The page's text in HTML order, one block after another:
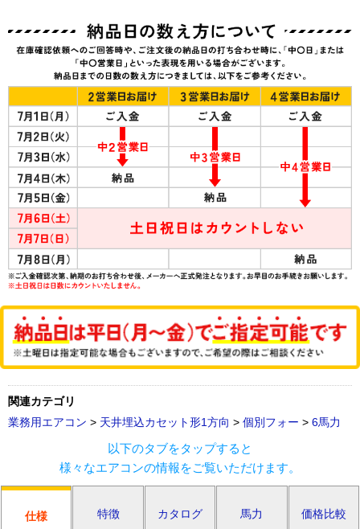
関連カテゴリ
業務用エアコン > 天井埋込カセット形1方向 > 個別フォー > 6馬力
以下のタブをタップすると
様々なエアコンの情報をご覧いただけます。
仕様 特徴 カタログ 馬力 価格比較